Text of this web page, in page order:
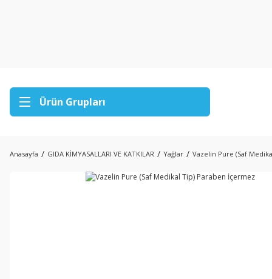
Ürün Grupları
Anasayfa GIDA KİMYASALLARI VE KATKILAR Yağlar Vazelin Pure (Saf